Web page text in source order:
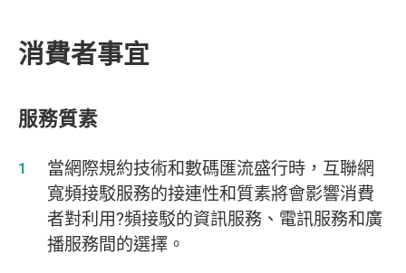
消費者事宜
服務質素
當網際規約技術和數碼匯流盛行時，互聯網
寬頻接駁服務的接連性和質素將會影響消費
者對利用?頻接駁的資訊服務、電訊服務和廣
播服務間的選擇。